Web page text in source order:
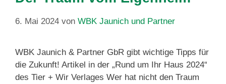
6. Mai 2024 von WBK Jaunich und Partner
WBK Jaunich & Partner GbR gibt wichtige Tipps für
die Zukunft! Artikel in der „Rund um Ihr Haus 2024“
des Tier + Wir Verlages Wer hat nicht den Traum